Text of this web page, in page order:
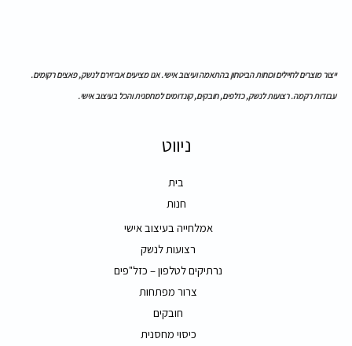
ייצור מוצרים לחיילים וכוחות הביטחון בהתאמה ועיצוב אישי. אנו מציעים אביזירם לנשק, פאצים רקומים.
עבודות רקמה. רצועות לנשק, כזלפים, חובקים, קונדומים למחסנית והכל בעיצוב אישי.
ניווט
בית
חנות
אמלחייה בעיצוב אישי
רצועות לנשק
נרתיקים לטלפון – כזל"פים
צרור מפתחות
חובקים
כיסוי מחסנית